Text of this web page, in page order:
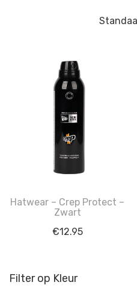
Hatwear – Crep Protect –
Zwart
€12.95
Filter op Kleur